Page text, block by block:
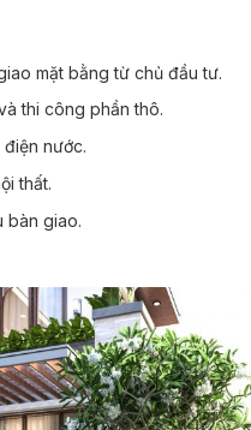
mặt bằng từ chủ đầu tư.
thi công phần thô.
điện nước.
thất.
bàn giao.